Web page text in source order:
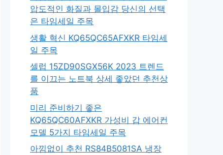
압도적인 화질과 몰입감 당신의 선택
은 타임세일 주목
생활 혁신 KQ65QC65AFXKR 타임세
일 주목
셀럽 15ZD90SGX56K 2023 트렌드
를 이끄는 노트북 상세 좋았던 추천상
품
미리 준비하기 좋은
KQ65QC60AFXKR 가성비 갑 에어컨
모델 5가지 타임세일 주목
아낌없이 추천 RS84B5081SA 냉장